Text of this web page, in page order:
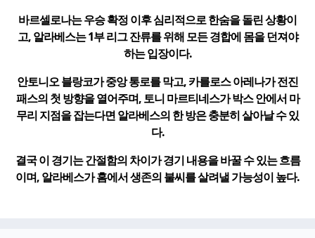
바르셀로나는 우승 확정 이후 심리적으로 한숨을 돌린 상황이
고, 알라베스는 1부 리그 잔류를 위해 모든 경합에 몸을 던져야
하는 입장이다.
안토니오 블랑코가 중앙 통로를 막고, 카를로스 아레나가 전진
패스의 첫 방향을 열어주며, 토니 마르티네스가 박스 안에서 마
무리 지점을 잡는다면 알라베스의 한 방은 충분히 살아날 수 있
다.
결국 이 경기는 간절함의 차이가 경기 내용을 바꿀 수 있는 흐름
이며, 알라베스가 홈에서 생존의 불씨를 살려낼 가능성이 높다.